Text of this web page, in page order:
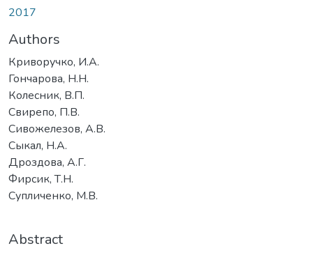
2017
Authors
Криворучко, И.А.
Гончарова, Н.Н.
Колесник, В.П.
Свирепо, П.В.
Сивожелезов, А.В.
Сыкал, Н.А.
Дроздова, А.Г.
Фирсик, Т.Н.
Супличенко, М.В.
Abstract